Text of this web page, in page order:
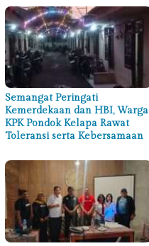
Semangat Peringati
Kemerdekaan dan HBI, Warga
KPK Pondok Kelapa Rawat
Toleransi serta Kebersamaan